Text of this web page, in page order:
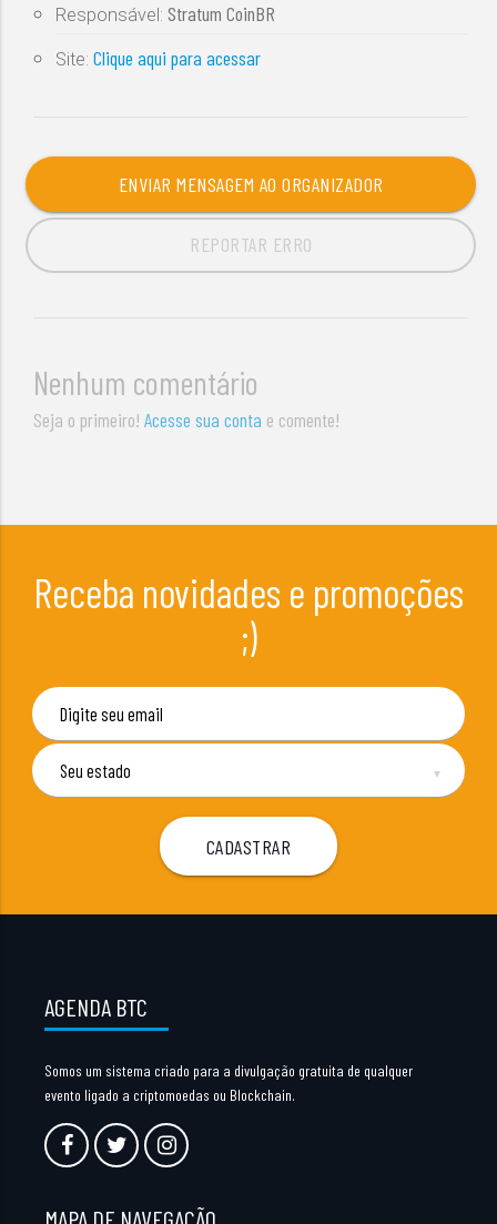
Responsável: Stratum CoinBR
Site:Clique aqui para acessar
ENVIAR MENSAGEM AO ORGANIZADOR
REPORTAR ERRO
Nenhum comentário
Seja o primeiro!Acesse sua conta e comente!
Receba novidades e promoções
;)
▼
AGENDA BTC
Somos um sistema criado para a divulgação gratuita de qualquer
evento ligado a criptomoedas ou Blockchain.